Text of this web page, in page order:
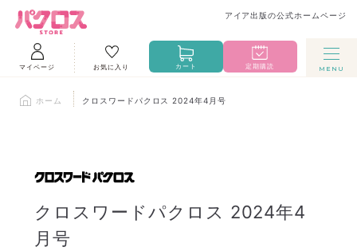
アイア出版の公式ホームページ
マイページ お気に入り カート 定期購読
ホーム クロスワードパクロス 2024年4月号
クロスワードパクロス 2024年4
月号